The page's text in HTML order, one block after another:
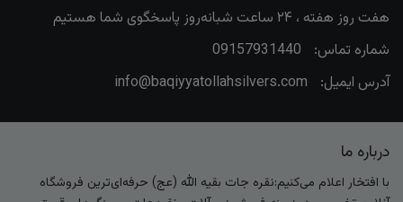
هفت روز هفته ، ۲۴ ساعت شبانه‌روز پاسخگوی شما هستیم
شماره تماس:
09157931440
آدرس ایمیل:
info@baqiyyatollahsilvers.com
درباره ما
با افتخار اعلام می‌کنیم:نقره جات بقیه الله (عج) حرفه‌ای‌ترین فروشگاه